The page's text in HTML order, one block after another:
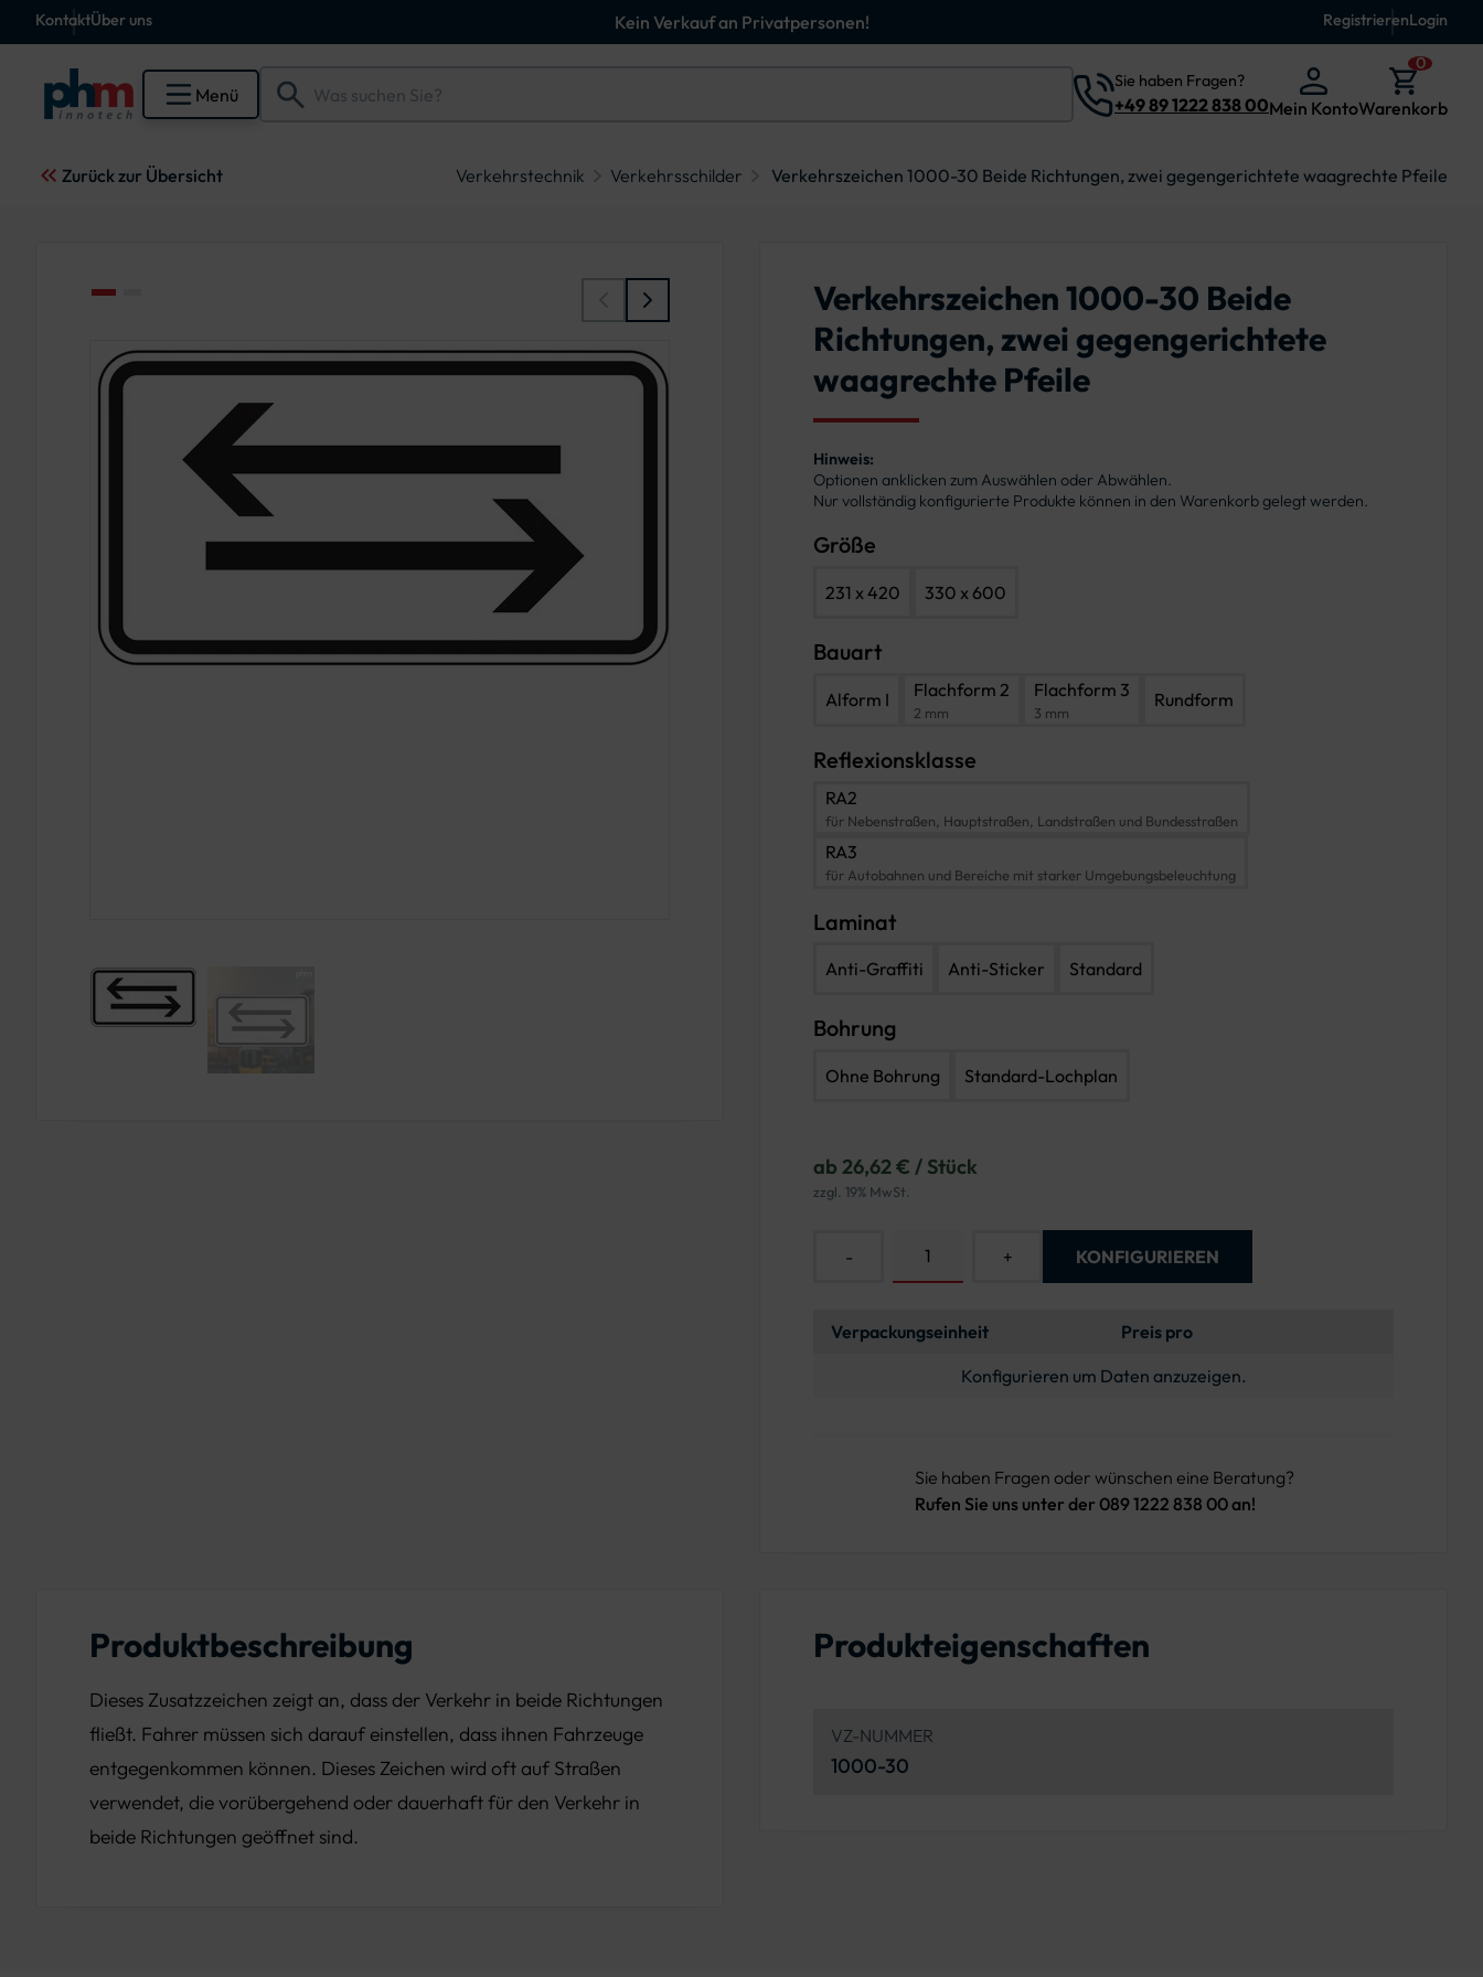
KontaktÜber uns Kein Verkauf an Privatpersonen! RegistrierenLogin
Menü
Sie haben Fragen?
+49 89 1222 838 00Mein Konto
0
Warenkorb
Zurück zur Übersicht Verkehrstechnik Verkehrsschilder Verkehrszeichen 1000-30 Beide Richtungen, zwei gegengerichtete waagrechte Pfeile
Verkehrszeichen 1000-30 Beide
Richtungen, zwei gegengerichtete
waagrechte Pfeile
Hinweis:
Optionen anklicken zum Auswählen oder Abwählen.
Nur vollständig konfigurierte Produkte können in den Warenkorb gelegt werden.
Größe
231 x 420 330 x 600
Bauart
Alform I Flachform 2
2 mm
Flachform 3
3 mm
Rundform
Reflexionsklasse
RA2
für Nebenstraßen, Hauptstraßen, Landstraßen und Bundesstraßen
RA3
für Autobahnen und Bereiche mit starker Umgebungsbeleuchtung
Laminat
Anti-Graffiti Anti-Sticker Standard
Bohrung
Ohne Bohrung Standard-Lochplan
ab 26,62 € / Stück
zzgl. 19% MwSt.
- + KONFIGURIEREN
Verpackungseinheit
Preis pro
Konfigurieren um Daten anzuzeigen.
Sie haben Fragen oder wünschen eine Beratung?
Rufen Sie uns unter der 089 1222 838 00 an!
Produktbeschreibung
Dieses Zusatzzeichen zeigt an, dass der Verkehr in beide Richtungen
fließt. Fahrer müssen sich darauf einstellen, dass ihnen Fahrzeuge
entgegenkommen können. Dieses Zeichen wird oft auf Straßen
verwendet, die vorübergehend oder dauerhaft für den Verkehr in
beide Richtungen geöffnet sind.
Produkteigenschaften
VZ-NUMMER
1000-30